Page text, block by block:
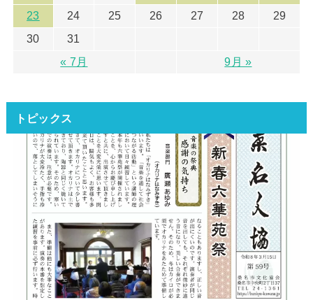
23
24 25 26 27 28
29
30
31
« 7月
9月 »
トピックス